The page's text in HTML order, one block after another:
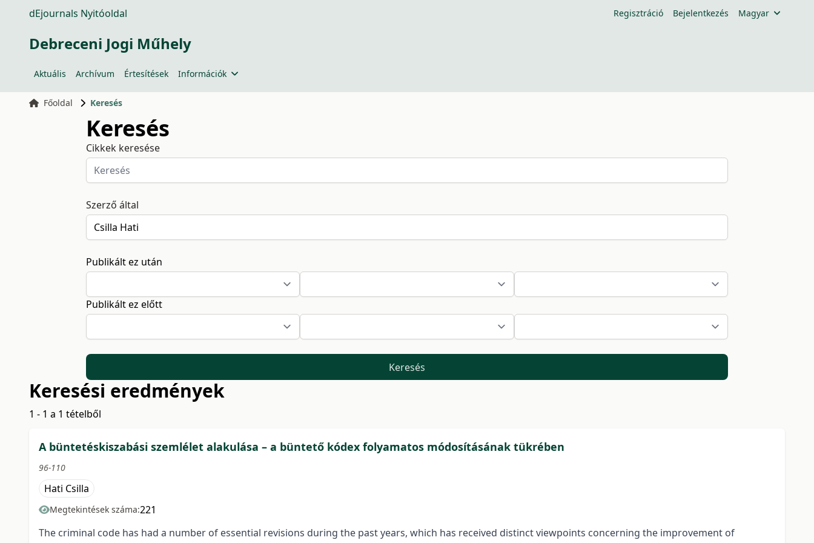
dEjournals Nyitóoldal Regisztráció Bejelentkezés Magyar
Debreceni Jogi Műhely
Aktuális Archívum Értesítések Információk
Főoldal Keresés
Keresés
Cikkek keresése
Szerző által
Publikált ez után
Publikált ez előtt
Keresés
Keresési eredmények
1 - 1 a 1 tételből
A büntetéskiszabási szemlélet alakulása – a büntető kódex folyamatos módosításának tükrében
96-110
Hati Csilla
Megtekintések száma:221
The criminal code has had a number of essential revisions during the past years, which has received distinct viewpoints concerning the improvement of